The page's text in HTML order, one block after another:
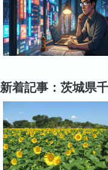
新着記事：茨城県